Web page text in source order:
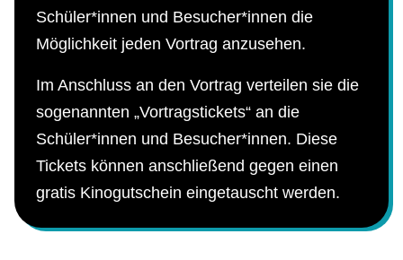
Schüler*innen und Besucher*innen die
Möglichkeit jeden Vortrag anzusehen.
Im Anschluss an den Vortrag verteilen sie die
sogenannten „Vortragstickets“ an die
Schüler*innen und Besucher*innen. Diese
Tickets können anschließend gegen einen
gratis Kinogutschein eingetauscht werden.